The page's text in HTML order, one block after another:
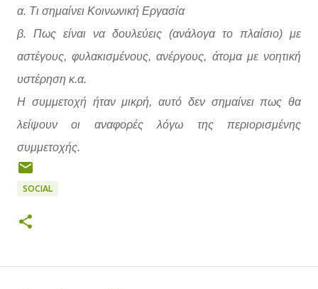
α. Τι σημαίνει Κοινωνική Εργασία
β. Πως είναι να δουλεύεις (ανάλογα το πλαίσιο) με
αστέγους, φυλακισμένους, ανέργους, άτομα με νοητική
υστέρηση κ.α.
Η συμμετοχή ήταν μικρή, αυτό δεν σημαίνει πως θα
λείψουν οι αναφορές λόγω της περιορισμένης
συμμετοχής.
SOCIAL